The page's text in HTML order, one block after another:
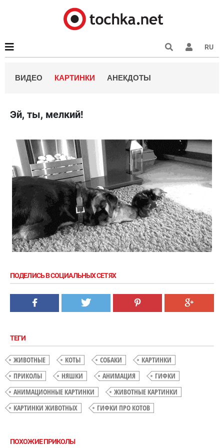
RU
ВИДЕО КАРТИНКИ АНЕКДОТЫ
Эй, ты, мелкий!
ПОДЕЛИСЬ В СОЦИАЛЬНЫХ СЕТЯХ
ТЕГИ
ЖИВОТНЫЕ КОТЫ СОБАКИ
КАРТИНКИ
ПРИКОЛЫ
НЯШКИ АНИМАЦИЯ
ГИФКИ
АНИМАЦИОННЫЕ КАРТИНКИ
ЖИВОТНЫЕ КАРТИНКИ
КАРТИНКИ ЖИВОТНЫХ
ГИФКИ ПРО КОТОВ
ПОХОЖИЕ ПРИКОЛЫ